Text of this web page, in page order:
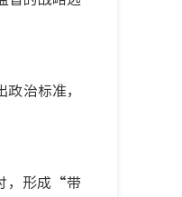
治标准，
，形成“带